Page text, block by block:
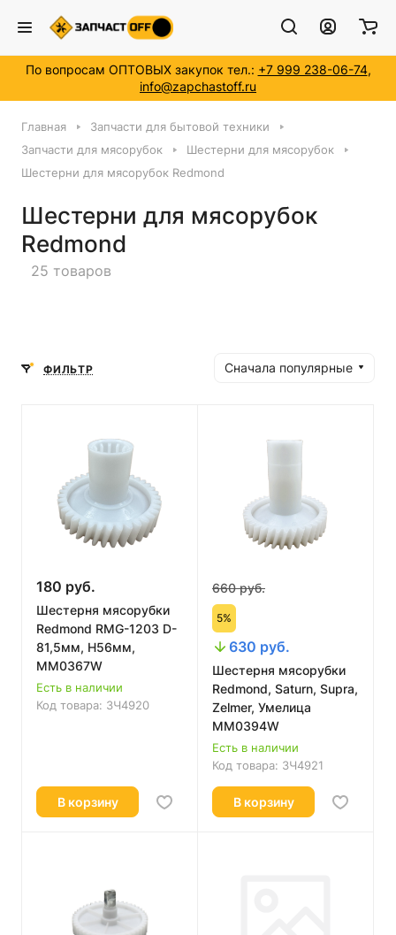
По вопросам ОПТОВЫХ закупок тел.: +7 999 238-06-74,
info@zapchastoff.ru
Главная
Запчасти для бытовой техники
Запчасти для мясорубок
Шестерни для мясорубок
Шестерни для мясорубок Redmond
Шестерни для мясорубок
Redmond
25 товаров
ФИЛЬТР Сначала популярные
180 руб.
Шестерня мясорубки
Redmond RMG-1203 D-
81,5мм, H56мм,
MM0367W
Есть в наличии
Код товара: ЗЧ4920
В корзину
660 руб.
5%
630 руб.
Шестерня мясорубки
Redmond, Saturn, Supra,
Zelmer, Умелица
MM0394W
Есть в наличии
Код товара: ЗЧ4921
В корзину
Номер модели *